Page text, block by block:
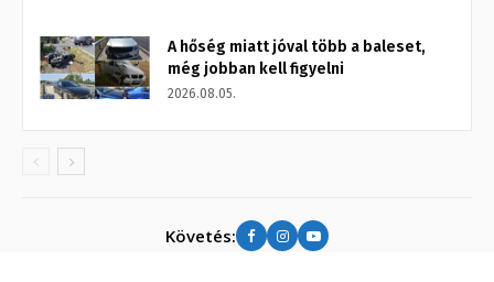
A hőség miatt jóval több a baleset,
még jobban kell figyelni
2026.08.05.
Követés: